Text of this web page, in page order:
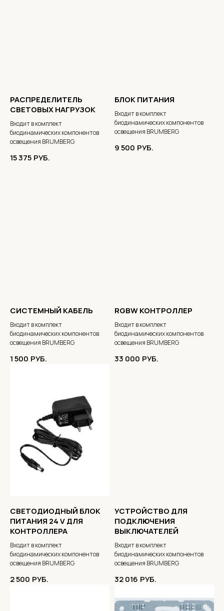
РАСПРЕДЕЛИТЕЛЬ
СВЕТОВЫХ НАГРУЗОК
Входит в комплект
биодинамических компонентов
освещения BRUMBERG
15 375 РУБ.
БЛОК ПИТАНИЯ
Входит в комплект
биодинамических компонентов
освещения BRUMBERG
9 500 РУБ.
СИСТЕМНЫЙ КАБЕЛЬ
Входит в комплект
биодинамических компонентов
освещения BRUMBERG
1 500 РУБ.
RGBW КОНТРОЛЛЕР
Входит в комплект
биодинамических компонентов
освещения BRUMBERG
33 000 РУБ.
СВЕТОДИОДНЫЙ БЛОК
ПИТАНИЯ 24 V ДЛЯ
КОНТРОЛЛЕРА
Входит в комплект
биодинамических компонентов
освещения BRUMBERG
2 500 РУБ.
УСТРОЙСТВО ДЛЯ
ПОДКЛЮЧЕНИЯ
ВЫКЛЮЧАТЕЛЕЙ
Входит в комплект
биодинамических компонентов
освещения BRUMBERG
32 016 РУБ.